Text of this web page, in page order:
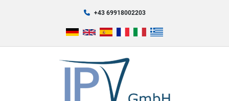
+43 69918002203